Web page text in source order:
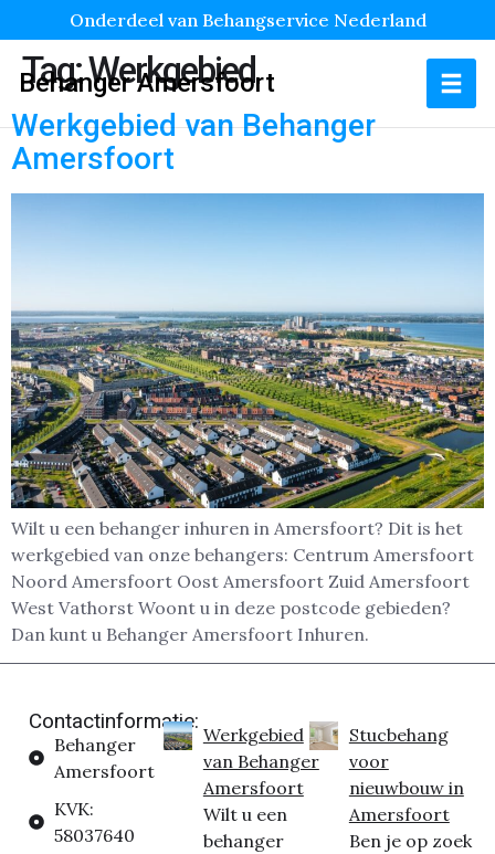
Onderdeel van Behangservice Nederland
Behanger Amersfoort
Tag:Werkgebied
Werkgebied van Behanger
Amersfoort
Wilt u een behanger inhuren in Amersfoort? Dit is het
werkgebied van onze behangers: Centrum Amersfoort
Noord Amersfoort Oost Amersfoort Zuid Amersfoort
West Vathorst Woont u in deze postcode gebieden?
Dan kunt u Behanger Amersfoort Inhuren.
Contactinformatie:
Behanger
Amersfoort
KVK:
58037640
Werkgebied
van Behanger
Amersfoort
Wilt u een
behanger
Stucbehang
voor
nieuwbouw in
Amersfoort
Ben je op zoek